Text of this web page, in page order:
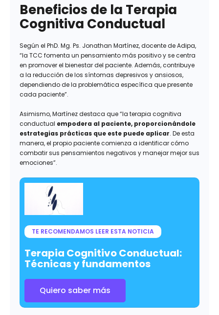
Beneficios de la Terapia
Cognitiva Conductual
Según el PhD. Mg. Ps. Jonathan Martínez, docente de Adipa,
“la TCC fomenta un pensamiento más positivo y se centra
en promover el bienestar del paciente. Además, contribuye
a la reducción de los síntomas depresivos y ansiosos,
dependiendo de la problemática específica que presente
cada paciente”.
Asimismo, Martínez destaca que “la terapia cognitiva
conductual empodera al paciente, proporcionándole
estrategias prácticas que este puede aplicar. De esta
manera, el propio paciente comienza a identificar cómo
combatir sus pensamientos negativos y manejar mejor sus
emociones”.
TE RECOMENDAMOS LEER ESTA NOTICIA
Terapia Cognitivo Conductual:
Técnicas y fundamentos
Quiero saber más